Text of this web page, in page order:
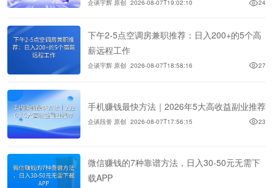
企谈宇辉 原创 2026-08-07T19:02:10 24
下午2-5点空调房兼职推荐：日入200+的5个高
薪远程工作
企谈宇辉 原创 2026-08-07T18:58:16 27
手机赚钱最快方法｜2026年5大高收益副业推荐
企谈段誉 原创 2026-08-07T17:56:15 23
微信赚钱的7种靠谱方法，日入30-50元无需下
载APP